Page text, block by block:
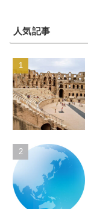
人気記事